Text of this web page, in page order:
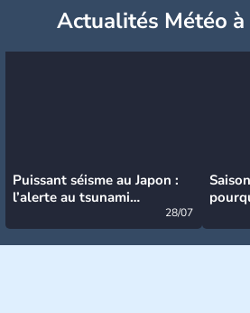
Actualités Météo
Puissant séisme au Japon :
l’alerte au tsunami
28/07